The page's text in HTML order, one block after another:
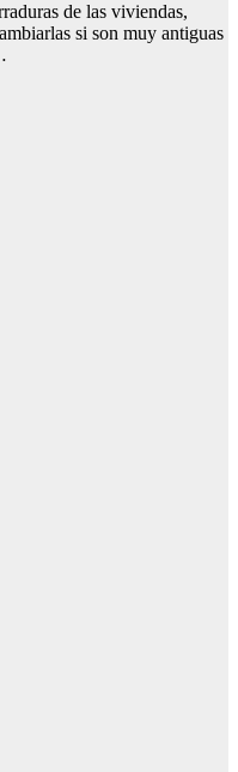
de las viviendas,
si son muy antiguas